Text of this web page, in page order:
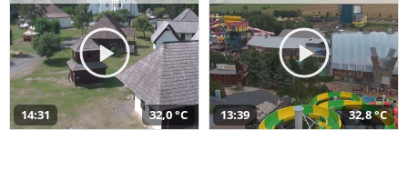
14:31 32,0 °C 13:39 32,8 °C